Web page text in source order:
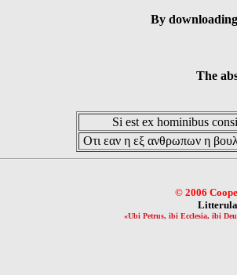
By
The
Si est ex hominibus
Οτι εαν η εξ ανθρωπων η
© 2006
«Ubi Petrus, ibi Ecclesia, ibi